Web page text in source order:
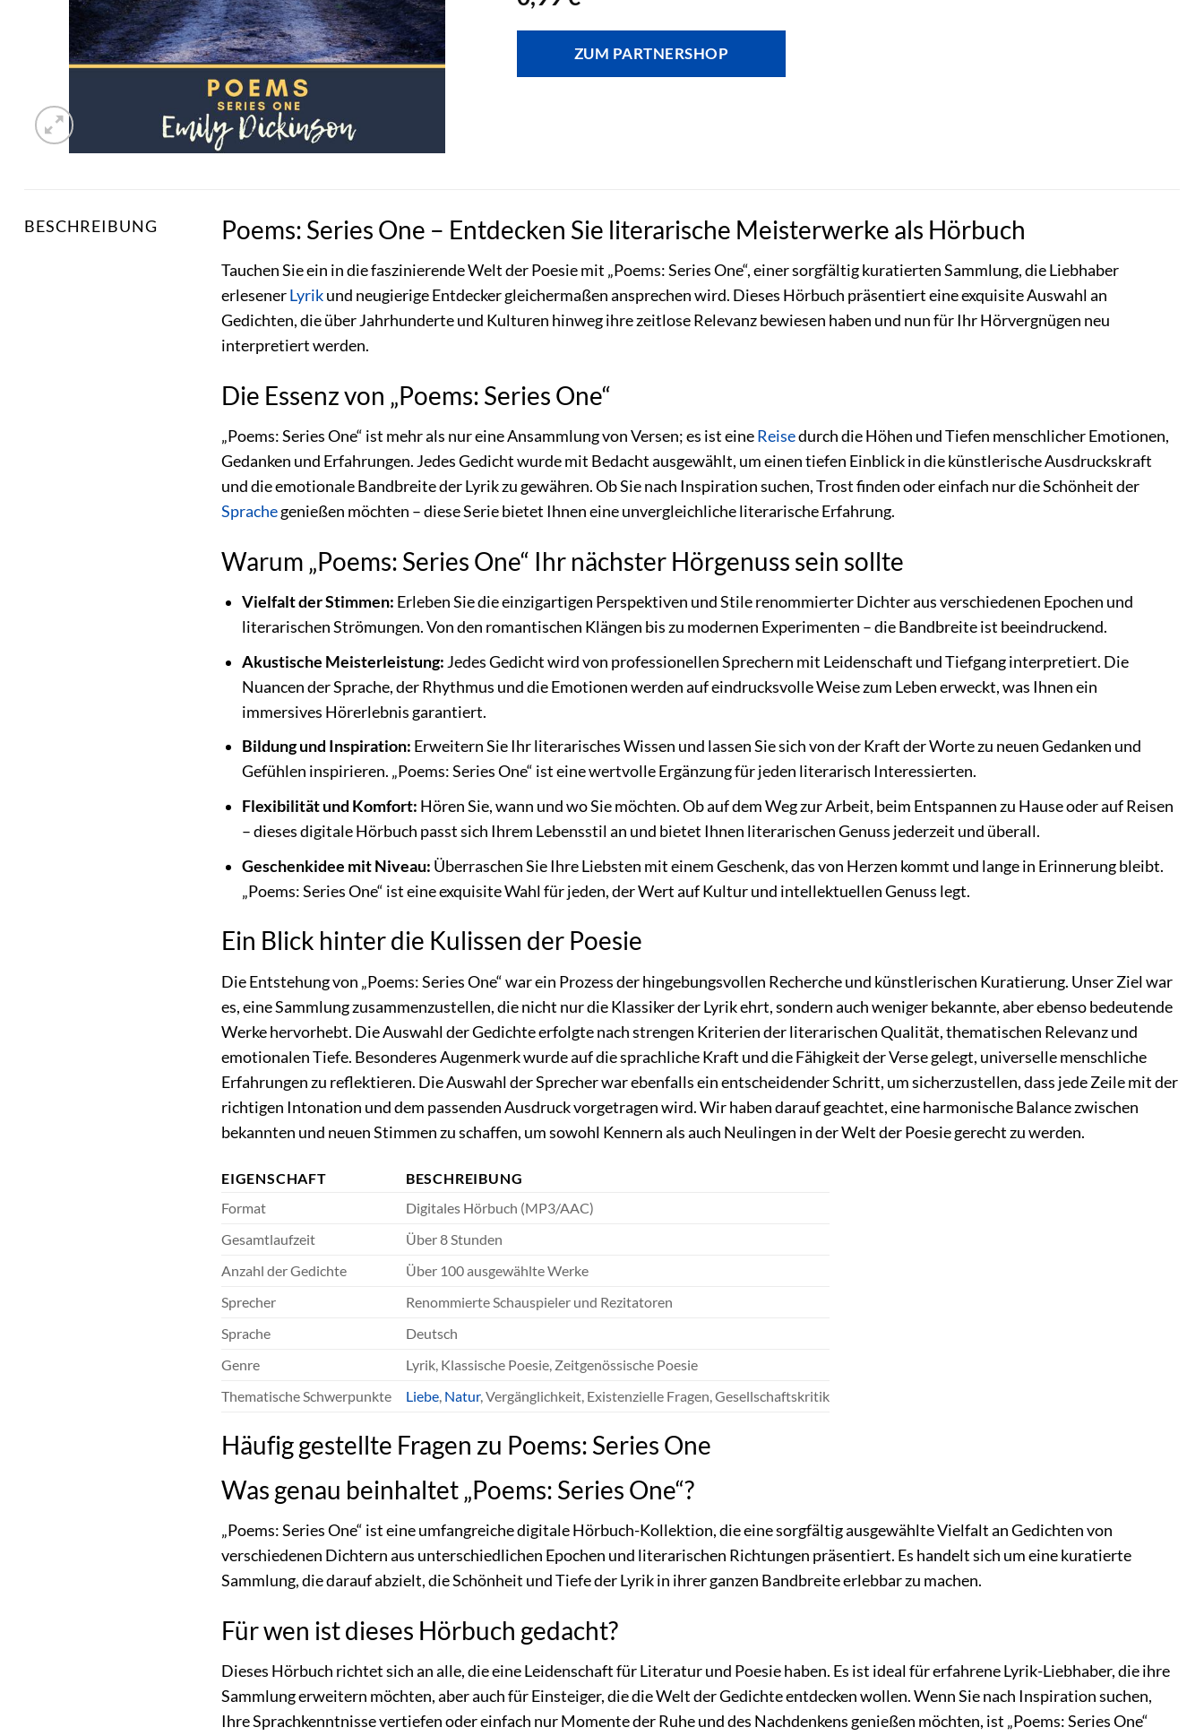
ZUM PARTNERSHOP
BESCHREIBUNG Poems: Series One – Entdecken Sie literarische Meisterwerke als Hörbuch
Tauchen Sie ein in die faszinierende Welt der Poesie mit „Poems: Series One“, einer sorgfältig kuratierten Sammlung, die Liebhaber
erlesenerLyrikund neugierige Entdecker gleichermaßen ansprechen wird. Dieses Hörbuch präsentiert eine exquisite Auswahl an
Gedichten, die über Jahrhunderte und Kulturen hinweg ihre zeitlose Relevanz bewiesen haben und nun für Ihr Hörvergnügen neu
interpretiert werden.
Die Essenz von „Poems: Series One“
„Poems: Series One“ ist mehr als nur eine Ansammlung von Versen; es ist eineReisedurch die Höhen und Tiefen menschlicher Emotionen,
Gedanken und Erfahrungen. Jedes Gedicht wurde mit Bedacht ausgewählt, um einen tiefen Einblick in die künstlerische Ausdruckskraft
und die emotionale Bandbreite der Lyrik zu gewähren. Ob Sie nach Inspiration suchen, Trost finden oder einfach nur die Schönheit der
Sprachegenießen möchten – diese Serie bietet Ihnen eine unvergleichliche literarische Erfahrung.
Warum „Poems: Series One“ Ihr nächster Hörgenuss sein sollte
Vielfalt der Stimmen: Erleben Sie die einzigartigen Perspektiven und Stile renommierter Dichter aus verschiedenen Epochen und
literarischen Strömungen. Von den romantischen Klängen bis zu modernen Experimenten – die Bandbreite ist beeindruckend.
Akustische Meisterleistung: Jedes Gedicht wird von professionellen Sprechern mit Leidenschaft und Tiefgang interpretiert. Die
Nuancen der Sprache, der Rhythmus und die Emotionen werden auf eindrucksvolle Weise zum Leben erweckt, was Ihnen ein
immersives Hörerlebnis garantiert.
Bildung und Inspiration: Erweitern Sie Ihr literarisches Wissen und lassen Sie sich von der Kraft der Worte zu neuen Gedanken und
Gefühlen inspirieren. „Poems: Series One“ ist eine wertvolle Ergänzung für jeden literarisch Interessierten.
Flexibilität und Komfort: Hören Sie, wann und wo Sie möchten. Ob auf dem Weg zur Arbeit, beim Entspannen zu Hause oder auf Reisen
– dieses digitale Hörbuch passt sich Ihrem Lebensstil an und bietet Ihnen literarischen Genuss jederzeit und überall.
Geschenkidee mit Niveau: Überraschen Sie Ihre Liebsten mit einem Geschenk, das von Herzen kommt und lange in Erinnerung bleibt.
„Poems: Series One“ ist eine exquisite Wahl für jeden, der Wert auf Kultur und intellektuellen Genuss legt.
Ein Blick hinter die Kulissen der Poesie
Die Entstehung von „Poems: Series One“ war ein Prozess der hingebungsvollen Recherche und künstlerischen Kuratierung. Unser Ziel war
es, eine Sammlung zusammenzustellen, die nicht nur die Klassiker der Lyrik ehrt, sondern auch weniger bekannte, aber ebenso bedeutende
Werke hervorhebt. Die Auswahl der Gedichte erfolgte nach strengen Kriterien der literarischen Qualität, thematischen Relevanz und
emotionalen Tiefe. Besonderes Augenmerk wurde auf die sprachliche Kraft und die Fähigkeit der Verse gelegt, universelle menschliche
Erfahrungen zu reflektieren. Die Auswahl der Sprecher war ebenfalls ein entscheidender Schritt, um sicherzustellen, dass jede Zeile mit der
richtigen Intonation und dem passenden Ausdruck vorgetragen wird. Wir haben darauf geachtet, eine harmonische Balance zwischen
bekannten und neuen Stimmen zu schaffen, um sowohl Kennern als auch Neulingen in der Welt der Poesie gerecht zu werden.
EIGENSCHAFT
BESCHREIBUNG
Format
Digitales Hörbuch (MP3/AAC)
Gesamtlaufzeit
Über 8 Stunden
Anzahl der Gedichte
Über 100 ausgewählte Werke
Sprecher
Renommierte Schauspieler und Rezitatoren
Sprache
Deutsch
Genre
Lyrik, Klassische Poesie, Zeitgenössische Poesie
Thematische Schwerpunkte
Liebe, Natur, Vergänglichkeit, Existenzielle Fragen, Gesellschaftskritik
Häufig gestellte Fragen zu Poems: Series One
Was genau beinhaltet „Poems: Series One“?
„Poems: Series One“ ist eine umfangreiche digitale Hörbuch-Kollektion, die eine sorgfältig ausgewählte Vielfalt an Gedichten von
verschiedenen Dichtern aus unterschiedlichen Epochen und literarischen Richtungen präsentiert. Es handelt sich um eine kuratierte
Sammlung, die darauf abzielt, die Schönheit und Tiefe der Lyrik in ihrer ganzen Bandbreite erlebbar zu machen.
Für wen ist dieses Hörbuch gedacht?
Dieses Hörbuch richtet sich an alle, die eine Leidenschaft für Literatur und Poesie haben. Es ist ideal für erfahrene Lyrik-Liebhaber, die ihre
Sammlung erweitern möchten, aber auch für Einsteiger, die die Welt der Gedichte entdecken wollen. Wenn Sie nach Inspiration suchen,
Ihre Sprachkenntnisse vertiefen oder einfach nur Momente der Ruhe und des Nachdenkens genießen möchten, ist „Poems: Series One“